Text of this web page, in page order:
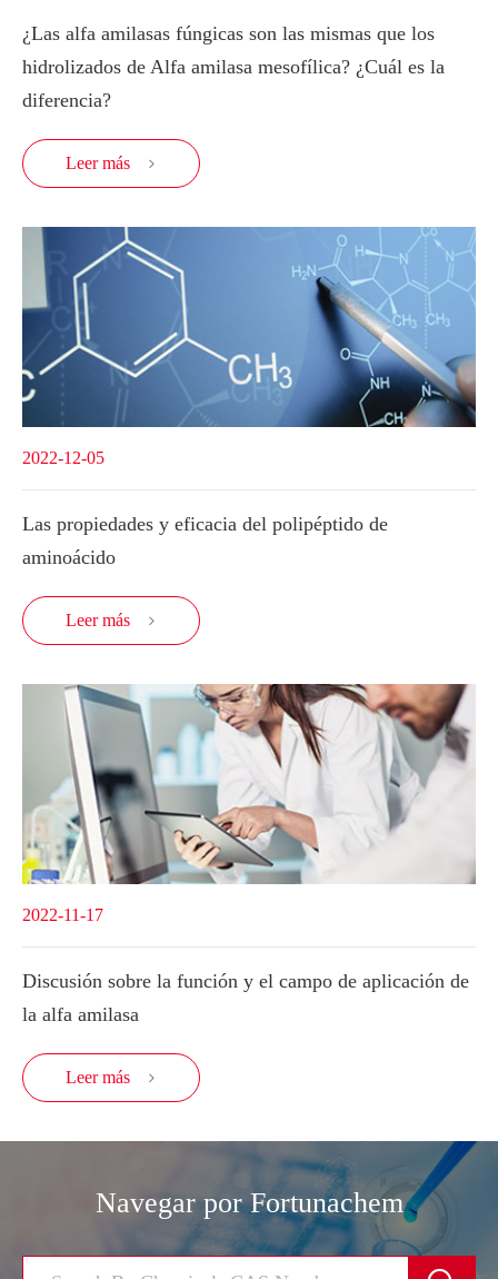
¿Las alfa amilasas fúngicas son las mismas que los
hidrolizados de Alfa amilasa mesofílica? ¿Cuál es la
diferencia?
Leer más 
2022-12-05
Las propiedades y eficacia del polipéptido de
aminoácido
Leer más 
2022-11-17
Discusión sobre la función y el campo de aplicación de
la alfa amilasa
Leer más 
Navegar por Fortunachem